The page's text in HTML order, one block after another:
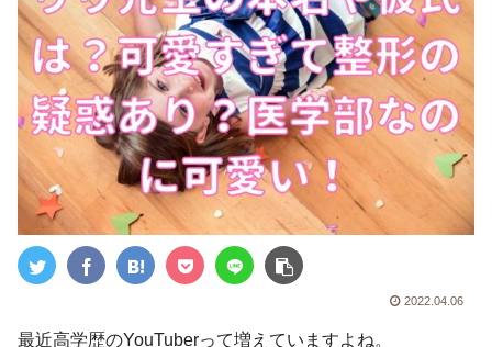
2022.04.06
最近高学歴のYouTuberって増えていますよね。